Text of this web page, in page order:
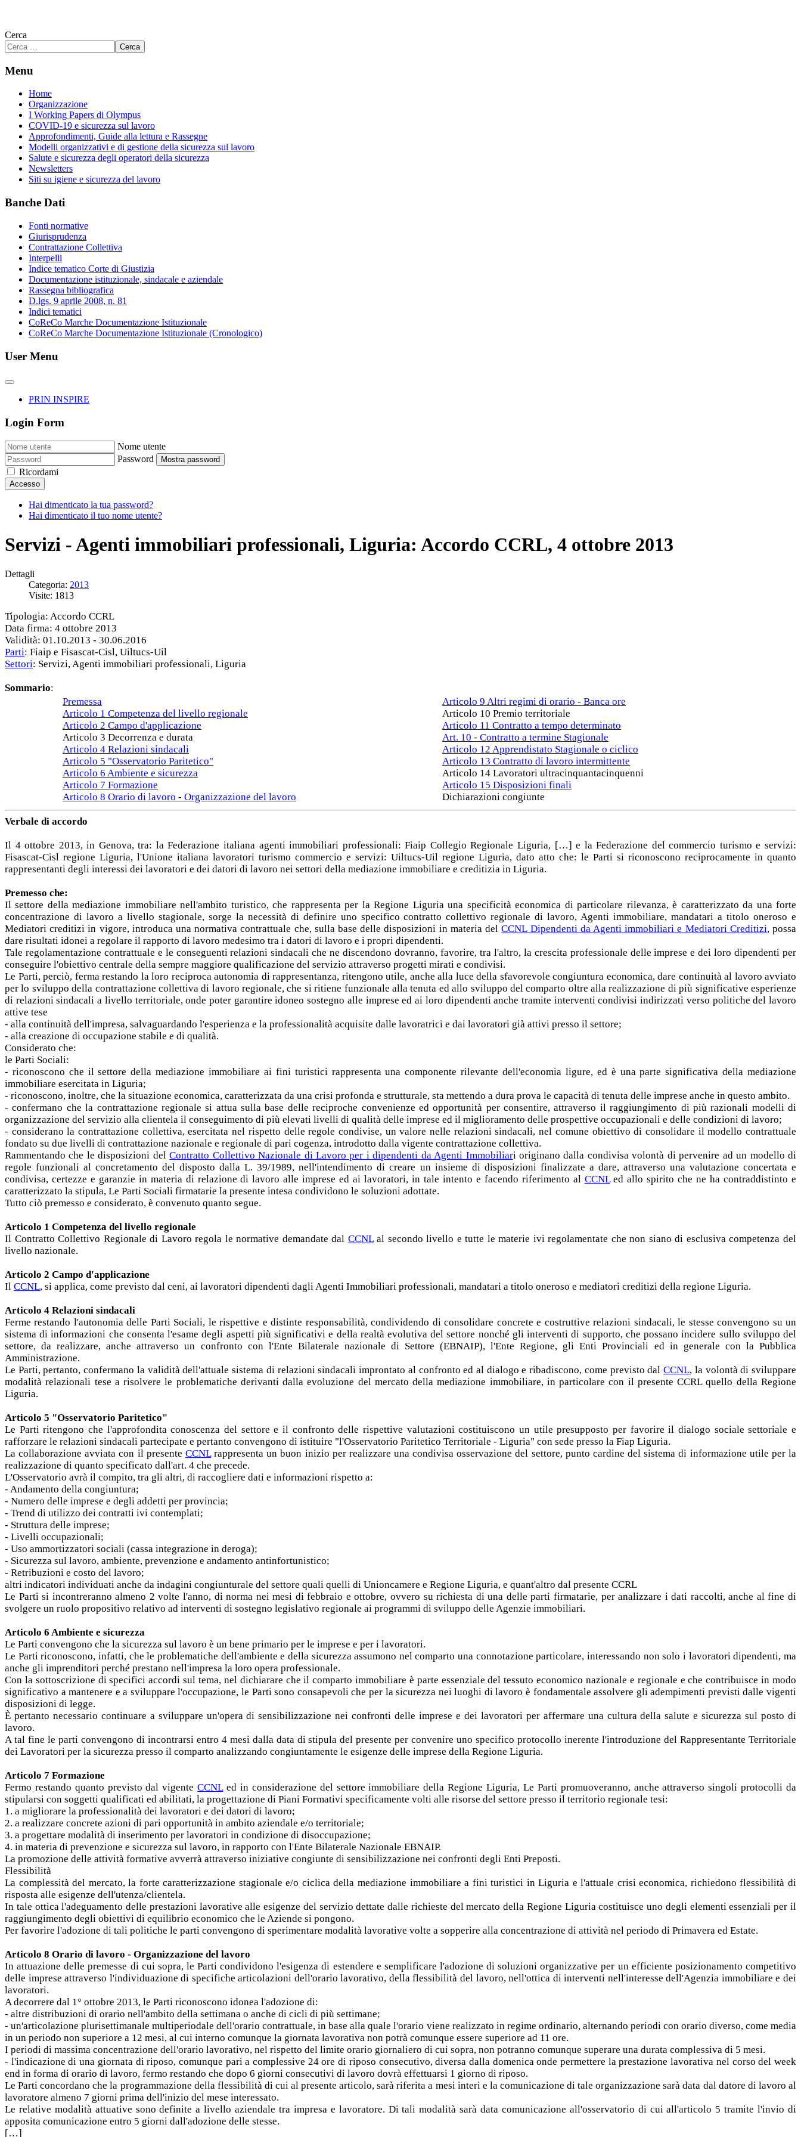
Cerca
Cerca
Menu
Home
Organizzazione
I Working Papers di Olympus
COVID-19 e sicurezza sul lavoro
Approfondimenti, Guide alla lettura e Rassegne
Modelli organizzativi e di gestione della sicurezza sul lavoro
Salute e sicurezza degli operatori della sicurezza
Newsletters
Siti su igiene e sicurezza del lavoro
Banche Dati
Fonti normative
Giurisprudenza
Contrattazione Collettiva
Interpelli
Indice tematico Corte di Giustizia
Documentazione istituzionale, sindacale e aziendale
Rassegna bibliografica
D.lgs. 9 aprile 2008, n. 81
Indici tematici
CoReCo Marche Documentazione Istituzionale
CoReCo Marche Documentazione Istituzionale (Cronologico)
User Menu
PRIN INSPIRE
Login Form
Nome utente
Password
Mostra password
Ricordami
Accesso
Hai dimenticato la tua password?
Hai dimenticato il tuo nome utente?
Servizi - Agenti immobiliari professionali, Liguria: Accordo CCRL, 4 ottobre 2013
Dettagli
Categoria: 2013
Visite: 1813
Tipologia: Accordo CCRL
Data firma: 4 ottobre 2013
Validità: 01.10.2013 - 30.06.2016
Parti: Fiaip e Fisascat-Cisl, Uiltucs-Uil
Settori: Servizi, Agenti immobiliari professionali, Liguria
Sommario:
Premessa
Articolo 1 Competenza del livello regionale
Articolo 2 Campo d'applicazione
Articolo 3 Decorrenza e durata
Articolo 4 Relazioni sindacali
Articolo 5 "Osservatorio Paritetico"
Articolo 6 Ambiente e sicurezza
Articolo 7 Formazione
Articolo 8 Orario di lavoro - Organizzazione del lavoro
Articolo 9 Altri regimi di orario - Banca ore
Articolo 10 Premio territoriale
Articolo 11 Contratto a tempo determinato
Art. 10 - Contratto a termine Stagionale
Articolo 12 Apprendistato Stagionale o ciclico
Articolo 13 Contratto di lavoro intermittente
Articolo 14 Lavoratori ultracinquantacinquenni
Articolo 15 Disposizioni finali
Dichiarazioni congiunte
Verbale di accordo
Il 4 ottobre 2013, in Genova, tra: la Federazione italiana agenti immobiliari professionali: Fiaip Collegio Regionale Liguria, […] e la Federazione del commercio turismo e servizi:
Fisascat-Cisl regione Liguria, l'Unione italiana lavoratori turismo commercio e servizi: Uiltucs-Uil regione Liguria, dato atto che: le Parti si riconoscono reciprocamente in quanto
rappresentanti degli interessi dei lavoratori e dei datori di lavoro nei settori della mediazione immobiliare e creditizia in Liguria.
Premesso che:
Il settore della mediazione immobiliare nell'ambito turistico, che rappresenta per la Regione Liguria una specificità economica di particolare rilevanza, è caratterizzato da una forte
concentrazione di lavoro a livello stagionale, sorge la necessità di definire uno specifico contratto collettivo regionale di lavoro, Agenti immobiliare, mandatari a titolo oneroso e
Mediatori creditizi in vigore, introduca una normativa contrattuale che, sulla base delle disposizioni in materia delCCNL Dipendenti da Agenti immobiliari e Mediatori Creditizi, possa
dare risultati idonei a regolare il rapporto di lavoro medesimo tra i datori di lavoro e i propri dipendenti.
Tale regolamentazione contrattuale e le conseguenti relazioni sindacali che ne discendono dovranno, favorire, tra l'altro, la crescita professionale delle imprese e dei loro dipendenti per
conseguire l'obiettivo centrale della sempre maggiore qualificazione del servizio attraverso progetti mirati e condivisi.
Le Parti, perciò, ferma restando la loro reciproca autonomia di rappresentanza, ritengono utile, anche alla luce della sfavorevole congiuntura economica, dare continuità al lavoro avviato
per lo sviluppo della contrattazione collettiva di lavoro regionale, che si ritiene funzionale alla tenuta ed allo sviluppo del comparto oltre alla realizzazione di più significative esperienze
di relazioni sindacali a livello territoriale, onde poter garantire idoneo sostegno alle imprese ed ai loro dipendenti anche tramite interventi condivisi indirizzati verso politiche del lavoro
attive tese
- alla continuità dell'impresa, salvaguardando l'esperienza e la professionalità acquisite dalle lavoratrici e dai lavoratori già attivi presso il settore;
- alla creazione di occupazione stabile e di qualità.
Considerato che:
le Parti Sociali:
- riconoscono che il settore della mediazione immobiliare ai fini turistici rappresenta una componente rilevante dell'economia ligure, ed è una parte significativa della mediazione
immobiliare esercitata in Liguria;
- riconoscono, inoltre, che la situazione economica, caratterizzata da una crisi profonda e strutturale, sta mettendo a dura prova le capacità di tenuta delle imprese anche in questo ambito.
- confermano che la contrattazione regionale si attua sulla base delle reciproche convenienze ed opportunità per consentire, attraverso il raggiungimento di più razionali modelli di
organizzazione del servizio alla clientela il conseguimento di più elevati livelli di qualità delle imprese ed il miglioramento delle prospettive occupazionali e delle condizioni di lavoro;
- considerano la contrattazione collettiva, esercitata nel rispetto delle regole condivise, un valore nelle relazioni sindacali, nel comune obiettivo di consolidare il modello contrattuale
fondato su due livelli di contrattazione nazionale e regionale di pari cogenza, introdotto dalla vigente contrattazione collettiva.
Rammentando che le disposizioni delContratto Collettivo Nazionale di Lavoro per i dipendenti da Agenti Immobiliari originano dalla condivisa volontà di pervenire ad un modello di
regole funzionali al concretamento del disposto dalla L. 39/1989, nell'intendimento di creare un insieme di disposizioni finalizzate a dare, attraverso una valutazione concertata e
condivisa, certezze e garanzie in materia di relazione di lavoro alle imprese ed ai lavoratori, in tale intento e facendo riferimento al CCNLed allo spirito che ne ha contraddistinto e
caratterizzato la stipula, Le Parti Sociali firmatarie la presente intesa condividono le soluzioni adottate.
Tutto ciò premesso e considerato, è convenuto quanto segue.
Articolo 1 Competenza del livello regionale
Il Contratto Collettivo Regionale di Lavoro regola le normative demandate dal CCNLal secondo livello e tutte le materie ivi regolamentate che non siano di esclusiva competenza del
livello nazionale.
Articolo 2 Campo d'applicazione
Il CCNL, si applica, come previsto dal ceni, ai lavoratori dipendenti dagli Agenti Immobiliari professionali, mandatari a titolo oneroso e mediatori creditizi della regione Liguria.
Articolo 4 Relazioni sindacali
Ferme restando l'autonomia delle Parti Sociali, le rispettive e distinte responsabilità, condividendo di consolidare concrete e costruttive relazioni sindacali, le stesse convengono su un
sistema di informazioni che consenta l'esame degli aspetti più significativi e della realtà evolutiva del settore nonché gli interventi di supporto, che possano incidere sullo sviluppo del
settore, da realizzare, anche attraverso un confronto con l'Ente Bilaterale nazionale di Settore (EBNAIP), l'Ente Regione, gli Enti Provinciali ed in generale con la Pubblica
Amministrazione.
Le Parti, pertanto, confermano la validità dell'attuale sistema di relazioni sindacali improntato al confronto ed al dialogo e ribadiscono, come previsto dalCCNL, la volontà di sviluppare
modalità relazionali tese a risolvere le problematiche derivanti dalla evoluzione del mercato della mediazione immobiliare, in particolare con il presente CCRL quello della Regione
Liguria.
Articolo 5 "Osservatorio Paritetico"
Le Parti ritengono che l'approfondita conoscenza del settore e il confronto delle rispettive valutazioni costituiscono un utile presupposto per favorire il dialogo sociale settoriale e
rafforzare le relazioni sindacali partecipate e pertanto convengono di istituire "l'Osservatorio Paritetico Territoriale - Liguria" con sede presso la Fiap Liguria.
La collaborazione avviata con il presente CCNLrappresenta un buon inizio per realizzare una condivisa osservazione del settore, punto cardine del sistema di informazione utile per la
realizzazione di quanto specificato dall'art. 4 che precede.
L'Osservatorio avrà il compito, tra gli altri, di raccogliere dati e informazioni rispetto a:
- Andamento della congiuntura;
- Numero delle imprese e degli addetti per provincia;
- Trend di utilizzo dei contratti ivi contemplati;
- Struttura delle imprese;
- Livelli occupazionali;
- Uso ammortizzatori sociali (cassa integrazione in deroga);
- Sicurezza sul lavoro, ambiente, prevenzione e andamento antinfortunistico;
- Retribuzioni e costo del lavoro;
altri indicatori individuati anche da indagini congiunturale del settore quali quelli di Unioncamere e Regione Liguria, e quant'altro dal presente CCRL
Le Parti si incontreranno almeno 2 volte l'anno, di norma nei mesi di febbraio e ottobre, ovvero su richiesta di una delle parti firmatarie, per analizzare i dati raccolti, anche al fine di
svolgere un ruolo propositivo relativo ad interventi di sostegno legislativo regionale ai programmi di sviluppo delle Agenzie immobiliari.
Articolo 6 Ambiente e sicurezza
Le Parti convengono che la sicurezza sul lavoro è un bene primario per le imprese e per i lavoratori.
Le Parti riconoscono, infatti, che le problematiche dell'ambiente e della sicurezza assumono nel comparto una connotazione particolare, interessando non solo i lavoratori dipendenti, ma
anche gli imprenditori perché prestano nell'impresa la loro opera professionale.
Con la sottoscrizione di specifici accordi sul tema, nel dichiarare che il comparto immobiliare è parte essenziale del tessuto economico nazionale e regionale e che contribuisce in modo
significativo a mantenere e a sviluppare l'occupazione, le Parti sono consapevoli che per la sicurezza nei luoghi di lavoro è fondamentale assolvere gli adempimenti previsti dalle vigenti
disposizioni di legge.
È pertanto necessario continuare a sviluppare un'opera di sensibilizzazione nei confronti delle imprese e dei lavoratori per affermare una cultura della salute e sicurezza sul posto di
lavoro.
A tal fine le parti convengono di incontrarsi entro 4 mesi dalla data di stipula del presente per convenire uno specifico protocollo inerente l'introduzione del Rappresentante Territoriale
dei Lavoratori per la sicurezza presso il comparto analizzando congiuntamente le esigenze delle imprese della Regione Liguria.
Articolo 7 Formazione
Fermo restando quanto previsto dal vigenteCCNLed in considerazione del settore immobiliare della Regione Liguria, Le Parti promuoveranno, anche attraverso singoli protocolli da
stipularsi con soggetti qualificati ed abilitati, la progettazione di Piani Formativi specificamente volti alle risorse del settore presso il territorio regionale tesi:
1. a migliorare la professionalità dei lavoratori e dei datori di lavoro;
2. a realizzare concrete azioni di pari opportunità in ambito aziendale e/o territoriale;
3. a progettare modalità di inserimento per lavoratori in condizione di disoccupazione;
4. in materia di prevenzione e sicurezza sul lavoro, in rapporto con l'Ente Bilaterale Nazionale EBNAIP.
La promozione delle attività formative avverrà attraverso iniziative congiunte di sensibilizzazione nei confronti degli Enti Preposti.
Flessibilità
La complessità del mercato, la forte caratterizzazione stagionale e/o ciclica della mediazione immobiliare a fini turistici in Liguria e l'attuale crisi economica, richiedono flessibilità di
risposta alle esigenze dell'utenza/clientela.
In tale ottica l'adeguamento delle prestazioni lavorative alle esigenze del servizio dettate dalle richieste del mercato della Regione Liguria costituisce uno degli elementi essenziali per il
raggiungimento degli obiettivi di equilibrio economico che le Aziende si pongono.
Per favorire l'adozione di tali politiche le parti convengono di sperimentare modalità lavorative volte a sopperire alla concentrazione di attività nel periodo di Primavera ed Estate.
Articolo 8 Orario di lavoro - Organizzazione del lavoro
In attuazione delle premesse di cui sopra, le Parti condividono l'esigenza di estendere e semplificare l'adozione di soluzioni organizzative per un efficiente posizionamento competitivo
delle imprese attraverso l'individuazione di specifiche articolazioni dell'orario lavorativo, della flessibilità del lavoro, nell'ottica di interventi nell'interesse dell'Agenzia immobiliare e dei
lavoratori.
A decorrere dal 1° ottobre 2013, le Parti riconoscono idonea l'adozione di:
- altre distribuzioni di orario nell'ambito della settimana o anche di cicli di più settimane;
- un'articolazione plurisettimanale multiperiodale dell'orario contrattuale, in base alla quale l'orario viene realizzato in regime ordinario, alternando periodi con orario diverso, come media
in un periodo non superiore a 12 mesi, al cui interno comunque la giornata lavorativa non potrà comunque essere superiore ad 11 ore.
I periodi di massima concentrazione dell'orario lavorativo, nel rispetto del limite orario giornaliero di cui sopra, non potranno comunque superare una durata complessiva di 5 mesi.
- l'indicazione di una giornata di riposo, comunque pari a complessive 24 ore di riposo consecutivo, diversa dalla domenica onde permettere la prestazione lavorativa nel corso del week
end in forma di orario di lavoro, fermo restando che dopo 6 giorni consecutivi di lavoro dovrà effettuarsi 1 giorno di riposo.
Le Parti concordano che la programmazione della flessibilità di cui al presente articolo, sarà riferita a mesi interi e la comunicazione di tale organizzazione sarà data dal datore di lavoro al
lavoratore almeno 7 giorni prima dell'inizio del mese interessato.
Le relative modalità attuative sono definite a livello aziendale tra impresa e lavoratore. Di tali modalità sarà data comunicazione all'osservatorio di cui all'articolo 5 tramite l'invio di
apposita comunicazione entro 5 giorni dall'adozione delle stesse.
[…]